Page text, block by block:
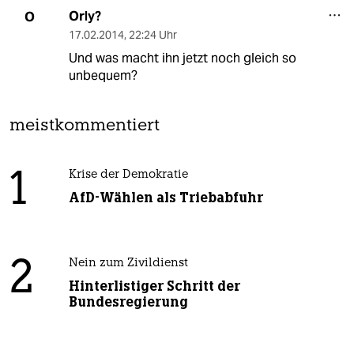
O Orly?
17.02.2014, 22:24 Uhr
Und was macht ihn jetzt noch gleich so
unbequem?
meistkommentiert
1 Krise der Demokratie
AfD-Wählen als Triebabfuhr
2 Nein zum Zivildienst
Hinterlistiger Schritt der
Bundesregierung